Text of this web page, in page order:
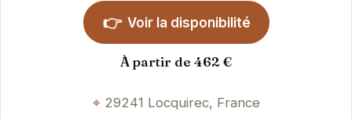
👉 Voir la disponibilité
À partir de 462 €
29241 Locquirec, France